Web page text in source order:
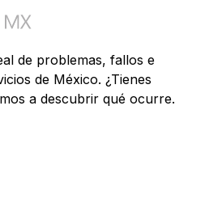
de problemas, fallos e
de México. ¿Tienes
a descubrir qué ocurre.